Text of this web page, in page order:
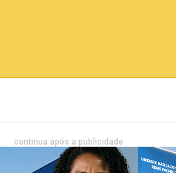
continua após a publicidade